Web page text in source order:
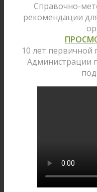
Справочно-
рекомендации
10 лет
Администрации